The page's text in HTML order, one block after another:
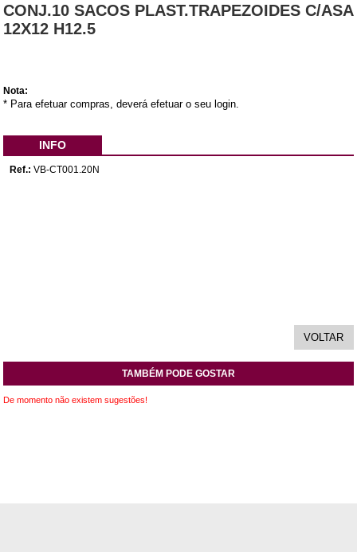
CONJ.10 SACOS PLAST.TRAPEZOIDES C/ASA
12X12 H12.5
Nota:
* Para efetuar compras, deverá efetuar o seu login.
INFO
Ref.: VB-CT001.20N
TAMBÉM PODE GOSTAR
De momento não existem sugestões!